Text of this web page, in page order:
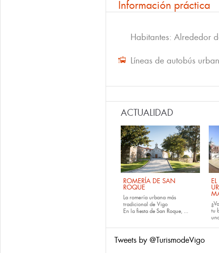
Información práctica
Habitantes: Alrededor
Líneas de autobús
ACTUALIDAD
ROMERÍA DE SAN
ROQUE
La romería urbana más
tradicional de Vigo
En la fiesta de San Roque, ...
tu
Tweets by @TurismodeVigo